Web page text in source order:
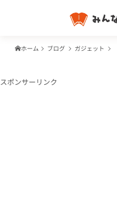
ホーム ブログ ガジェット
スポンサーリンク